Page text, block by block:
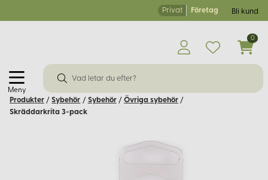
Privat Företag Bli kund
Meny
0
Produkter / Sybehör / Sybehör / Övriga sybehör /
Skräddarkrita 3-pack